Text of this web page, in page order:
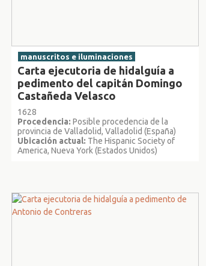
manuscritos e iluminaciones
Carta ejecutoria de hidalguía a
pedimento del capitán Domingo
Castañeda Velasco
1628
Procedencia: Posible procedencia de la
provincia de Valladolid, Valladolid (España)
Ubicación actual: The Hispanic Society of
America, Nueva York (Estados Unidos)